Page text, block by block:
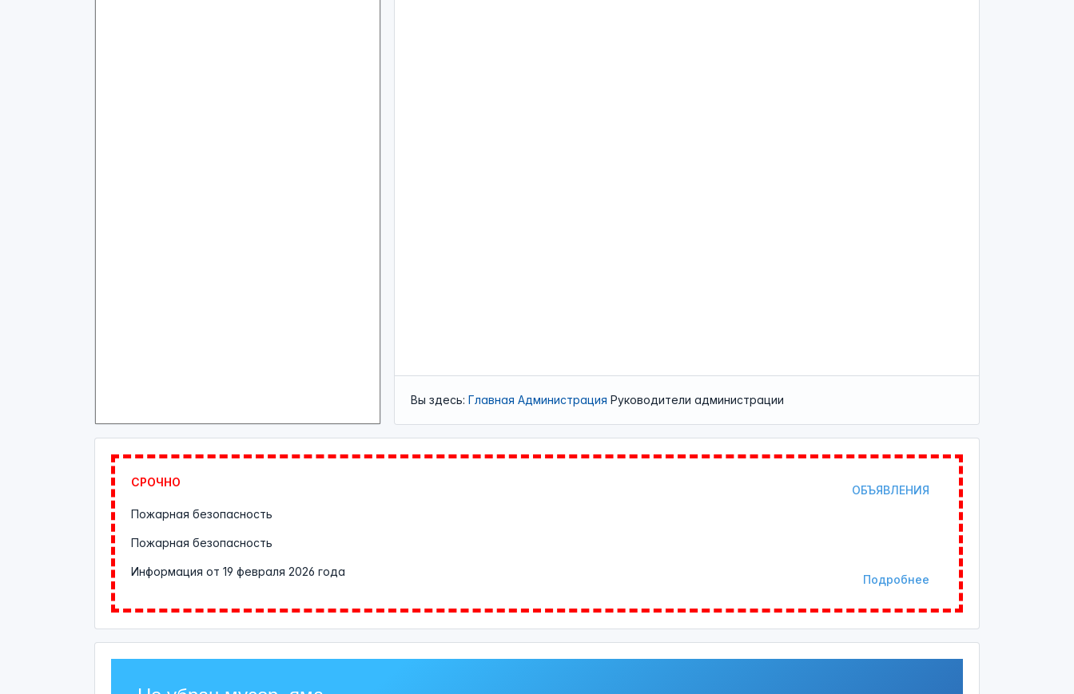
Вы здесь: Главная Администрация Руководители администрации
СРОЧНО
ОБЪЯВЛЕНИЯ
Пожарная безопасность
Пожарная безопасность
Подробнее
Информация от 19 февраля 2026 года